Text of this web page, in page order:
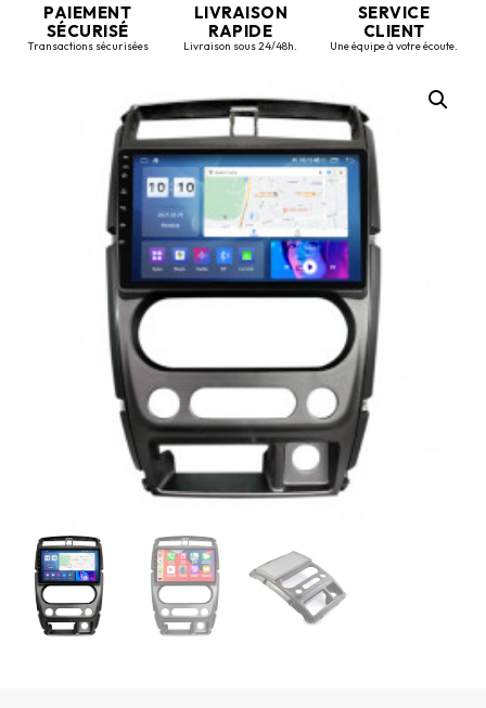
PAIEMENT
SÉCURISÉ
Transactions sécurisées
LIVRAISON
RAPIDE
Livraison sous 24/48h.
SERVICE
CLIENT
Une équipe à votre écoute.